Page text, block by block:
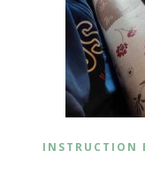
INSTRUCTION